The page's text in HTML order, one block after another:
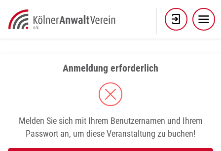
content
Anmeldung erforderlich
Melden Sie sich mit Ihrem Benutzernamen und Ihrem
Passwort an, um diese Veranstaltung zu buchen!